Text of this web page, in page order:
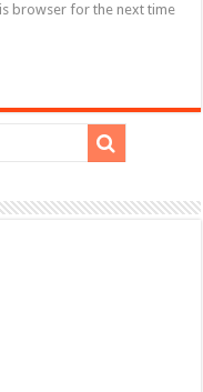
browser for the next time